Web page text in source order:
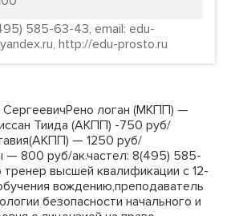
585-63-43, email: edu-
http://edu-prosto.ru
логан (МКПП) —
Тиида (АКПП) -750 руб/
— 1250 руб/
— 800 руб/ак.частел: 8(495) 585-
высшей квалификации с 12-
вождению,преподаватель
безопасности начального и